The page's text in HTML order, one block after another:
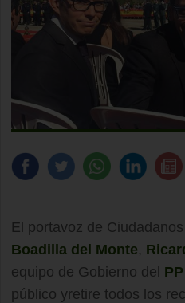
El portavoz de Ciudadanos
Boadilla del Monte,
equipo de Gobierno del PP
público yretire todos los